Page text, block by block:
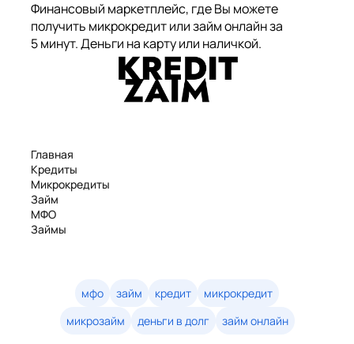
Финансовый маркетплейс, где Вы можете
получить микрокредит или займ онлайн за
5 минут. Деньги на карту или наличкой.
Главная
Кредиты
Микрокредиты
Займ
МФО
Займы
Займы онлайн
Денежные кредиты
мфо займ кредит
микрокредит
микрозайм
деньги в долг займ онлайн